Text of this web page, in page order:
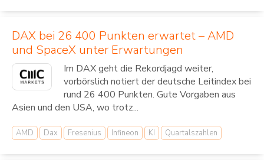
DAX bei 26 400 Punkten erwartet – AMD
und SpaceX unter Erwartungen
Im DAX geht die Rekordjagd weiter,
vorbörslich notiert der deutsche Leitindex bei
rund 26 400 Punkten. Gute Vorgaben aus
Asien und den USA, wo trotz...
AMD Dax Fresenius Infineon KI Quartalszahlen